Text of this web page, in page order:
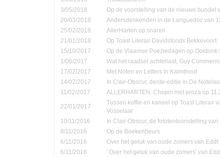
3/05/2018
Op de voorstelling van de nieuwe bundel
20/03/2018
Andersdenkenden in de Languedoc van
25/02/2018
AllerHarten op snaren
21/01/2018
Op Toast Literair Davidsfonds Bekkevoort
15/10/2017
Op de Vlaamse Poëziedagen op
1/06/2017
Wat het raadsel achterlaat, Guy
17/02/2017
Met Noten en Letters in Kalmthout
14/02/2017
In Clair-Obscur, derde editie in De
11/02/2017
ALLERHARTEN: Chopin met proza op
22/01/2017
Tussen koffie en kaneel op Toast Literair
Vosselaar
10/11/2016
In Clair-Obscur, de fototentoonstelling
8/11/2016
Op de Boekenbeurs
6/11/2016
Over het geluk van oude zomers van Eddt
6/11/2016
' Over het geluk van oude zomers' van